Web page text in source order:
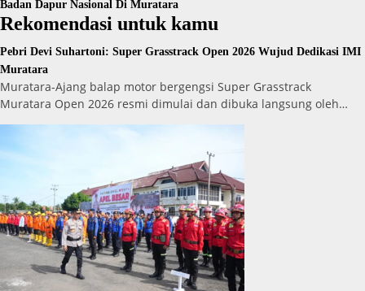
Badan Dapur Nasional Di Muratara
Rekomendasi untuk kamu
Pebri Devi Suhartoni: Super Grasstrack Open 2026 Wujud Dedikasi IMI
Muratara
Muratara-Ajang balap motor bergengsi Super Grasstrack
Muratara Open 2026 resmi dimulai dan dibuka langsung oleh…